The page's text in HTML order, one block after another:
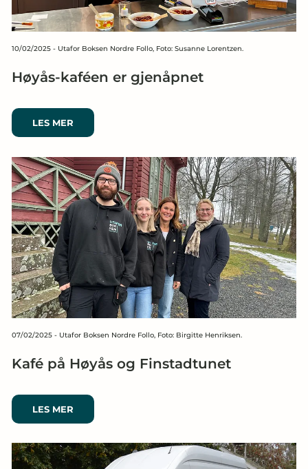
10/02/2025 - Utafor Boksen Nordre Follo, Foto: Susanne Lorentzen.
Høyås-kaféen er gjenåpnet
LES MER
07/02/2025 - Utafor Boksen Nordre Follo, Foto: Birgitte Henriksen.
Kafé på Høyås og Finstadtunet
LES MER